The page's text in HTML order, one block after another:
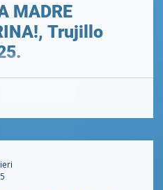
MADRE
Trujillo